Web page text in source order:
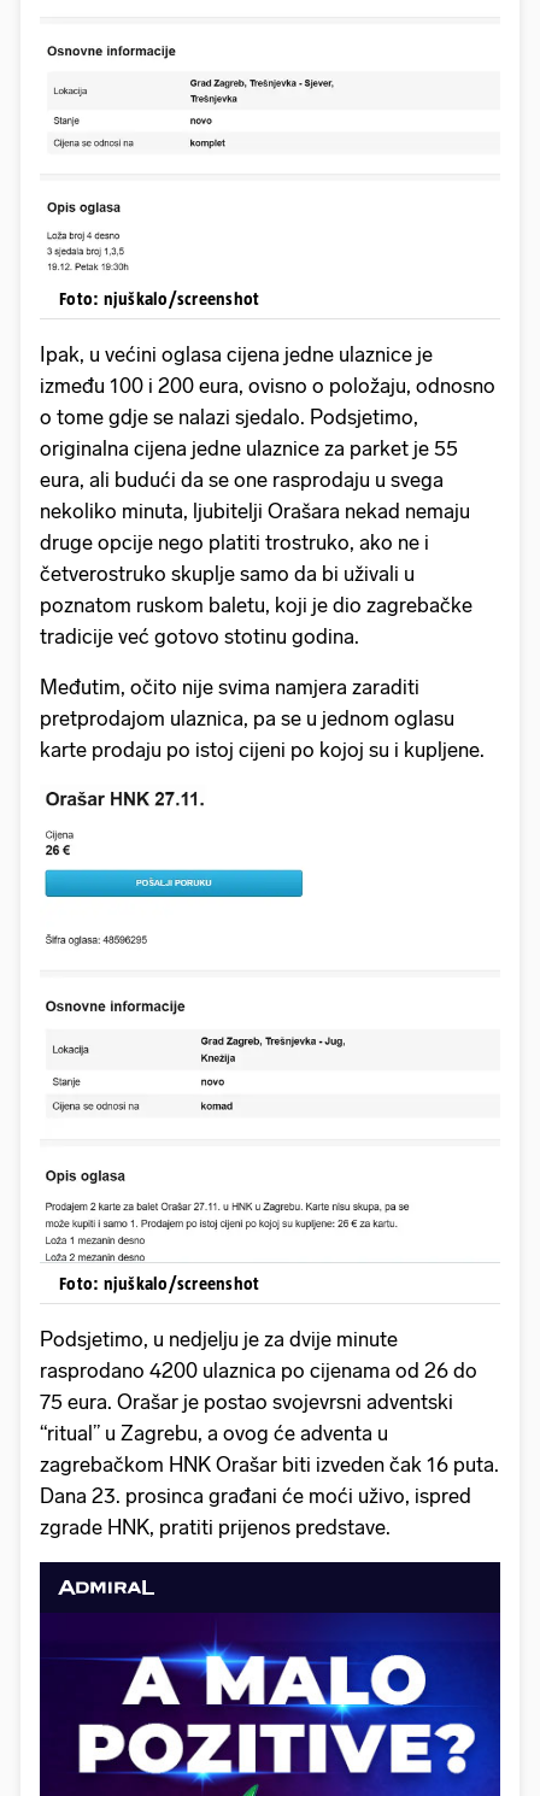
Foto: njuškalo/screenshot
Ipak, u većini oglasa cijena jedne ulaznice je
između 100 i 200 eura, ovisno o položaju, odnosno
o tome gdje se nalazi sjedalo. Podsjetimo,
originalna cijena jedne ulaznice za parket je 55
eura, ali budući da se one rasprodaju u svega
nekoliko minuta, ljubitelji Orašara nekad nemaju
druge opcije nego platiti trostruko, ako ne i
četverostruko skuplje samo da bi uživali u
poznatom ruskom baletu, koji je dio zagrebačke
tradicije već gotovo stotinu godina.
Međutim, očito nije svima namjera zaraditi
pretprodajom ulaznica, pa se u jednom oglasu
karte prodaju po istoj cijeni po kojoj su i kupljene.
Foto: njuškalo/screenshot
Podsjetimo, u nedjelju je za dvije minute
rasprodano 4200 ulaznica po cijenama od 26 do
75 eura. Orašar je postao svojevrsni adventski
“ritual” u Zagrebu, a ovog će adventa u
zagrebačkom HNK Orašar biti izveden čak 16 puta.
Dana 23. prosinca građani će moći uživo, ispred
zgrade HNK, pratiti prijenos predstave.